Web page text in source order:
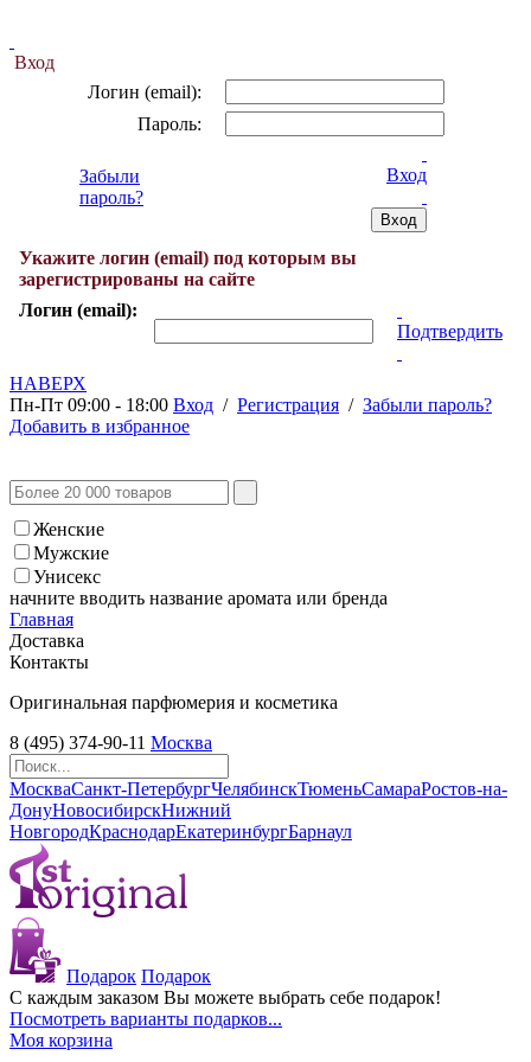
Вход
Логин (email):
Пароль:
Забыли
пароль?
Вход
Укажите логин (email) под которым вы
зарегистрированы на сайте
Логин (email):
Подтвердить
НАВЕРХ
Пн-Пт 09:00 - 18:00 Вход / Регистрация / Забыли пароль?
Добавить в избранное
Женские
Мужские
Унисекс
начните вводить название аромата или бренда
Главная
Доставка
Контакты
Оригинальная парфюмерия и косметика
8 (495) 374-90-11 Москва
МоскваСанкт-ПетербургЧелябинскТюменьСамараРостов-на-
ДонуНовосибирскНижний
НовгородКраснодарЕкатеринбургБарнаул
Подарок Подарок
С каждым заказом Вы можете выбрать себе подарок!
Посмотреть варианты подарков...
Моя корзина